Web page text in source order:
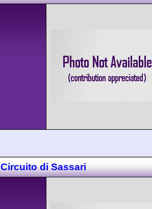
Circuito di Sassari